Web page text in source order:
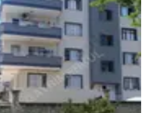
Kırklarsırtı Mahallesi
·150 m²·1. Kat · 07.08.2026
₺
ROYAL GAYRİMENKUL